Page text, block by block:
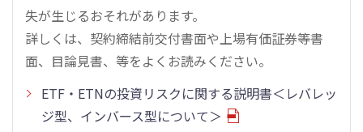
失が生じるおそれがあります。
詳しくは、契約締結前交付書面や上場有価証券等書
面、目論見書、等をよくお読みください。
ETF・ETNの投資リスクに関する説明書＜レバレッ
ジ型、インバース型について＞